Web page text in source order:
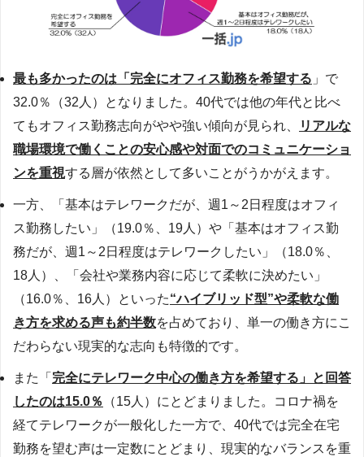
最も多かったのは「完全にオフィス勤務を希望する 」で
32.0％（32人）となりました。40代では他の年代と比べ
てもオフィス勤務志向がやや強い傾向が見られ、
リアルな
職場環境で働くことの安心感や対面でのコミュニケーショ
ンを重視する層が依然として多いことがうかがえます。
一方、「基本はテレワークだが、週1～2日程度はオフィ
ス勤務したい」（19.0％、19人）や「基本はオフィス勤
務だが、週1～2日程度はテレワークしたい」（18.0％、
18人）、「会社や業務内容に応じて柔軟に決めたい」
（16.0％、16人）といった“ハイブリッド型”や柔軟な働
き方を求める声も約半数を占めており、単一の働き方にこ
だわらない現実的な志向も特徴的です。
また「 完全にテレワーク中心の働き方を希望する」と回答
したのは15.0％
（15人）にとどまりました。コロナ禍を
経てテレワークが一般化した一方で、40代では完全在宅
勤務を望む声は一定数にとどまり、現実的なバランスを重